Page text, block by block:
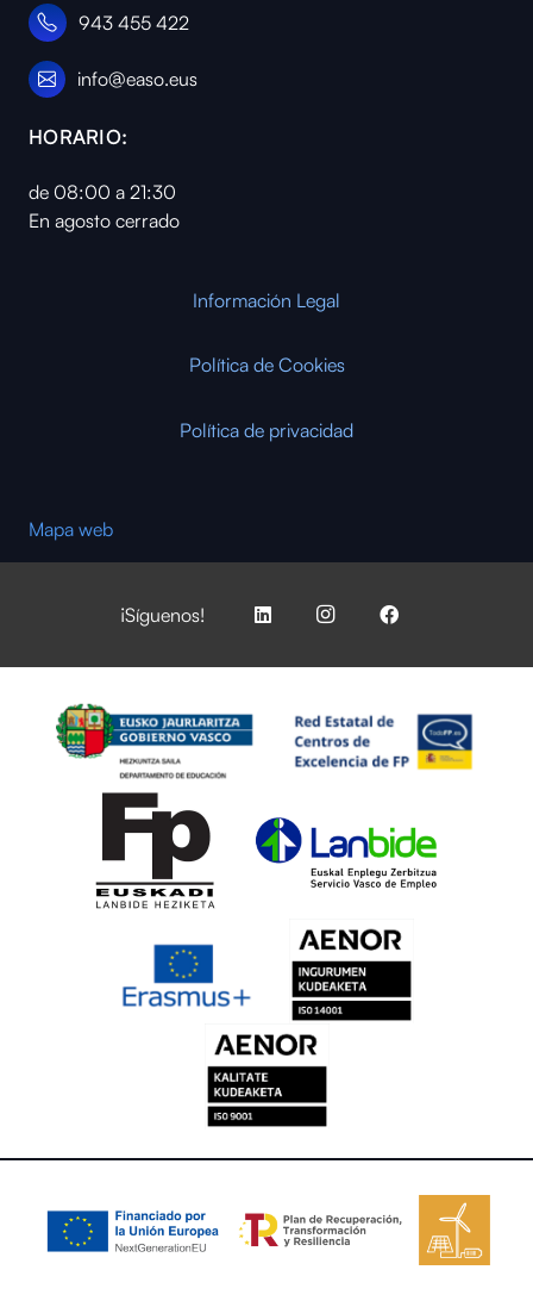
943 455 422
info@easo.eus
HORARIO:
de 08:00 a 21:30
En agosto cerrado
Información Legal
Política de Cookies
Política de privacidad
Mapa web
¡Síguenos!